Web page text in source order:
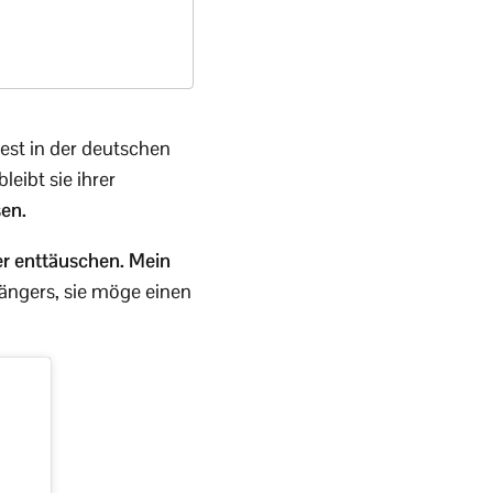
in der deutschen
sie ihrer
enttäuschen. Mein
sie möge einen